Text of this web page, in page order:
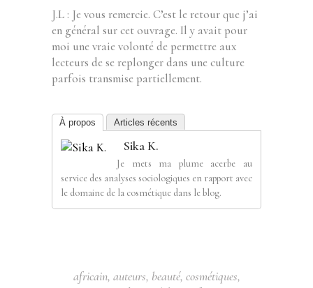
J.L : Je vous remercie. C’est le retour que j’ai
en général sur cet ouvrage. Il y avait pour
moi une vraie volonté de permettre aux
lecteurs de se replonger dans une culture
parfois transmise partiellement.
À propos Articles récents
Sika K.
Je mets ma plume acerbe au
service des analyses sociologiques en rapport avec
le domaine de la cosmétique dans le blog.
africain, auteurs, beauté, cosmétiques,